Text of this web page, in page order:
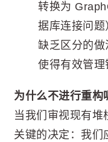
转换为
据库连接问
缺乏区分的
使得有效管理
为什么不进行重构
当我们审视现有堆
关键的决定：我们